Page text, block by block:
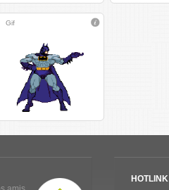
Gif
HOTLINK